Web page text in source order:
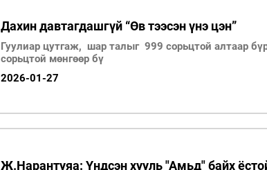
Дахин давтагдашгүй “Өв тээсэн үнэ цэн”
Гуулиар цутгаж, шар талыг 999 сорьцтой алтаар
сорьцтой мөнгөөр бү
2026-01-27
Ж.Нарантуяа: Үндсэн хууль "Амьд" байх